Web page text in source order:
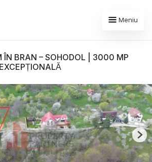
Meniu
ÎN BRAN – SOHODOL | 3000 MP